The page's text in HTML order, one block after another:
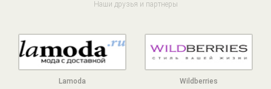
Наши друзья и партнеры
Lamoda Wildberries